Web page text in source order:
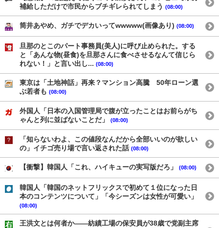
補給しただけで市民からブチギレられてしまう (08:00)
筒井あやめ、ガチでデカいってwwwww(画像あり) (08:00)
旦那のとこのパート事務員(美人)に呼び止められた。する
と「あんな物(昼食)を旦那さんに食べさせるなんて信じら
れない！」と言い出し... (08:00)
東京は「土地神話」再来？マンション高騰 50年ローン選
ぶ若者も (08:00)
外国人「日本の入国管理局で腹が立ったことはお前らがち
ゃんと列に並ばないことだ」
(08:00)
「知らないわよ、この値段なんだから全部いいのが欲しい
の」イチゴ売り場で言い返された話 (08:00)
【衝撃】韓国人「これ、ハイキューの実写版だろ」 (08:00)
韓国人「韓国のネットフリックスで初めて１位になった日
本のコンテンツについて」「今シーズンは女性が可愛い」
(08:00)
王洪文とは何者か——紡績工場の保安員が38歳で党副主席